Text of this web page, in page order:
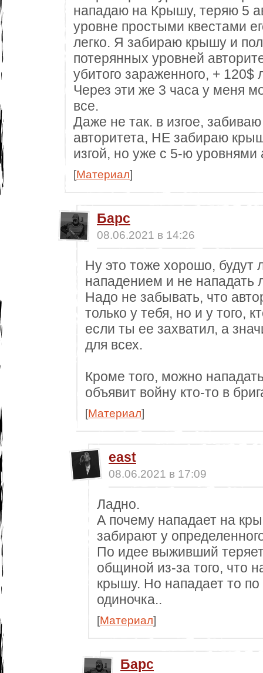
нападаю на Крышу, теряю 5
уровне простыми квестами
легко. Я забираю крышу и
потерянных уровней
убитого зараженного, + 120$
Через эти же 3 часа у меня
все.
Даже не так. в изгое,
авторитета, НЕ забираю
изгой, но уже с 5-ю уровнями
[Материал]
Барс
08.06.2021 в 14:26
Ну это тоже хорошо, будут
нападением и не нападать
Надо не забывать, что
только у тебя, но и у того,
если ты ее захватил, а
для всех.
Кроме того, можно
объявит войну кто-то в
[Материал]
east
08.06.2021 в 17:09
Ладно.
А почему нападает на
забирают у
По идее выживший
общиной из-за того, что
крышу. Но нападает то по
одиночка..
[Материал]
Барс